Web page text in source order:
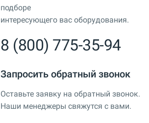
подборе
интересующего вас оборудования.
8 (800) 775-35-94
Запросить обратный звонок
Оставьте заявку на обратный звонок.
Наши менеджеры свяжутся с вами.